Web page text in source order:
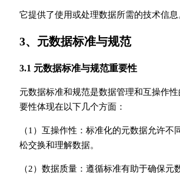
它提供了使用或处理数据所需的技术信息
3、元数据标准与规范
3.1 元数据标准与规范重要性
元数据标准和规范是数据管理和互操作
要性体现在以下几个方面：
（1）互操作性：标准化的元数据允许不
松交换和理解数据。
（2）数据质量：遵循标准有助于确保元